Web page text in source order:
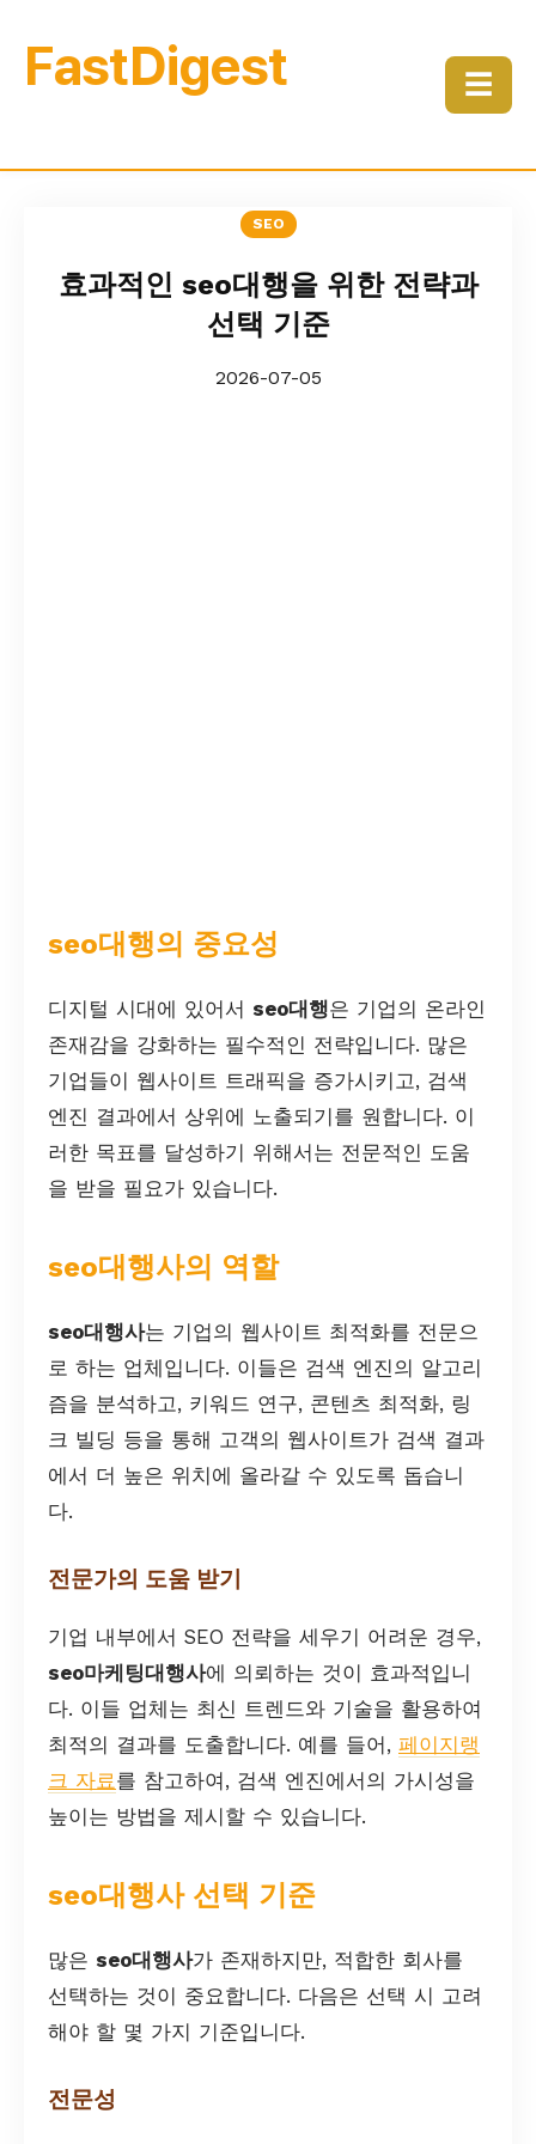
FastDigest ☰
SEO
효과적인 seo대행을 위한 전략과
선택 기준
2026-07-05
seo대행의 중요성
디지털 시대에 있어서 seo대행은 기업의 온라인
존재감을 강화하는 필수적인 전략입니다. 많은
기업들이 웹사이트 트래픽을 증가시키고, 검색
엔진 결과에서 상위에 노출되기를 원합니다. 이
러한 목표를 달성하기 위해서는 전문적인 도움
을 받을 필요가 있습니다.
seo대행사의 역할
seo대행사는 기업의 웹사이트 최적화를 전문으
로 하는 업체입니다. 이들은 검색 엔진의 알고리
즘을 분석하고, 키워드 연구, 콘텐츠 최적화, 링
크 빌딩 등을 통해 고객의 웹사이트가 검색 결과
에서 더 높은 위치에 올라갈 수 있도록 돕습니
다.
전문가의 도움 받기
기업 내부에서 SEO 전략을 세우기 어려운 경우,
seo마케팅대행사에 의뢰하는 것이 효과적입니
다. 이들 업체는 최신 트렌드와 기술을 활용하여
최적의 결과를 도출합니다. 예를 들어, 페이지랭
크 자료를 참고하여, 검색 엔진에서의 가시성을
높이는 방법을 제시할 수 있습니다.
seo대행사 선택 기준
많은 seo대행사가 존재하지만, 적합한 회사를
선택하는 것이 중요합니다. 다음은 선택 시 고려
해야 할 몇 가지 기준입니다.
전문성